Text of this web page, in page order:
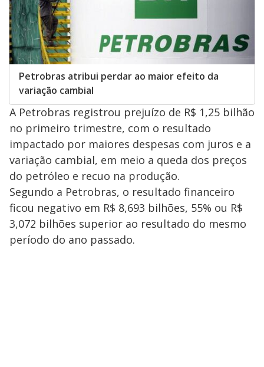
Petrobras atribui perdar ao maior efeito da
variação cambial
A Petrobras registrou prejuízo de R$ 1,25 bilhão
no primeiro trimestre, com o resultado
impactado por maiores despesas com juros e a
variação cambial, em meio a queda dos preços
do petróleo e recuo na produção.
Segundo a Petrobras, o resultado financeiro
ficou negativo em R$ 8,693 bilhões, 55% ou R$
3,072 bilhões superior ao resultado do mesmo
período do ano passado.